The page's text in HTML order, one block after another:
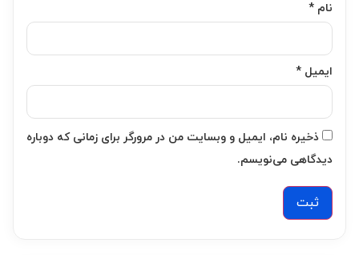
نام*
ایمیل*
ذخیره نام، ایمیل و وبسایت من در مرورگر برای زمانی که دوباره
دیدگاهی می‌نویسم.